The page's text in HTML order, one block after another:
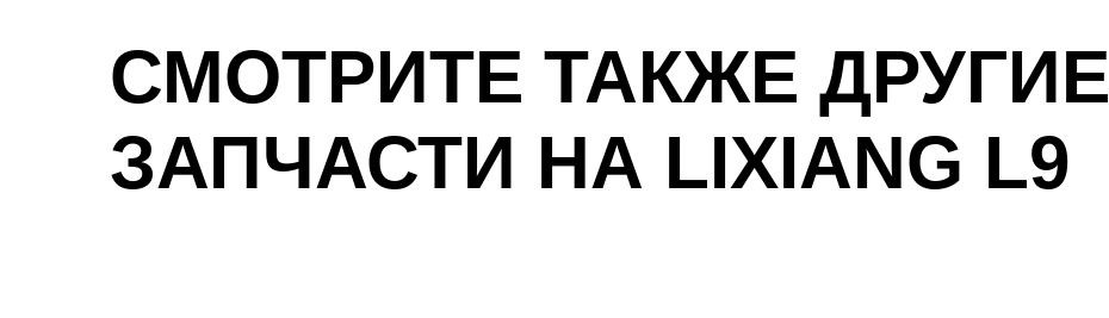
СМОТРИТЕ ТАКЖЕ ДРУГИЕ
ЗАПЧАСТИ НА LIXIANG L9